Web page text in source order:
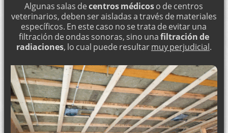
Algunas salas decentros médicoso de centros
veterinarios, deben ser aisladas a través de materiales
específicos. En este caso no se trata de evitar una
filtración de ondas sonoras, sino unafiltración de
radiaciones, lo cual puede resultarmuy perjudicial.